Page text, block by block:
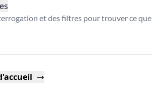
et des filtres pour trouver ce que